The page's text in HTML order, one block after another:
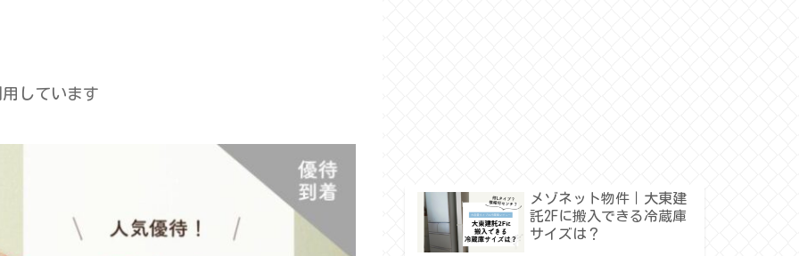
しています
メゾネット物件｜大東建
託2Fに搬入できる冷蔵庫
サイズは？